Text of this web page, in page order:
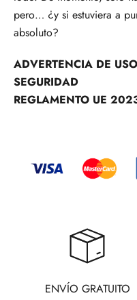
pero… ¿y si estuviera a
absoluto?
ADVERTENCIA DE
SEGURIDAD
REGLAMENTO UE
ENVÍO GRATUITO